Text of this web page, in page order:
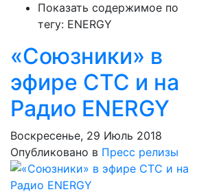
Показать содержимое по
тегу: ENERGY
«Союзники» в
эфире СТС и на
Радио ENERGY
Воскресенье, 29 Июль 2018
Опубликовано в Пресс релизы